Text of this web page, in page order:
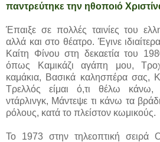
παντρεύτηκε την ηθοποιό
Έπαιξε σε πολλές ταινίες του
αλλά και στο θέατρο. Έγινε
Καίτη Φίνου στη δεκαετία του
όπως Καμικάζι αγάπη μου,
καμάκια, Βασικά καλησπέρα σας,
Τρελλός είμαι ό,τι θέλω
ντάρλινγκ, Μάντεψε τι κάνω τα
ρόλους, κατά το πλείστον κωμικούς.
Το 1973 στην τηλεοπτική σειρά